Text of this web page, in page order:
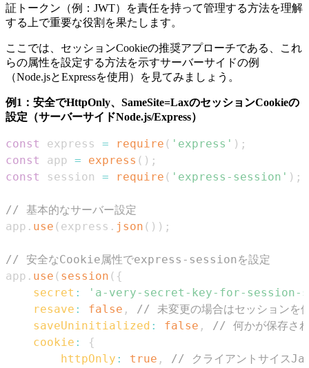
証トークン（例：JWT）を責任を持って管理する方法を理解
する上で重要な役割を果たします。
ここでは、セッションCookieの推奨アプローチである、これ
らの属性を設定する方法を示すサーバーサイドの例
（Node.jsとExpressを使用）を見てみましょう。
例1：安全でHttpOnly、SameSite=LaxのセッションCookieの
設定（サーバーサイドNode.js/Express）
const express = require ( 'express' ) ;
const
app = express ( ) ;
const
session = require ( 'express-session' ) ;
// 基本的なサーバー設定
app . use ( express . json ( ) ) ;
// 安全なCookie属性でexpress-sessionを設定
app . use ( session ( {
secret :
'a-very-secret-key-for-session-
resave : false ,
// 未変更の場合はセッションを
saveUninitialized : false ,
// 何かが保存され
cookie :
{
httpOnly : true , // クライアントサイス